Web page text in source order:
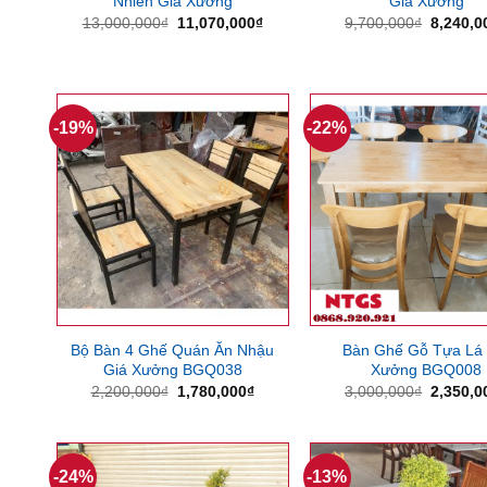
13,000,000₫ Giá
11,070,000₫Giá
9,700,000₫ Giá
-19%
Bộ Bàn 4 Ghế Quán Ăn Nhậu
Giá Xưởng BGQ038
2,200,000₫ Giá
1,780,000₫Giá
1,780,000₫.
-22%
Bàn Ghế Gỗ Tựa Lá
Xưởng BGQ008
3,000,000₫ Giá
-24% -13%